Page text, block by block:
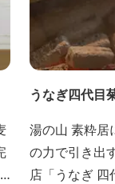
うなぎ四代目
湯の山 素粋居にあ
の力で引き出す
店「うなぎ 四